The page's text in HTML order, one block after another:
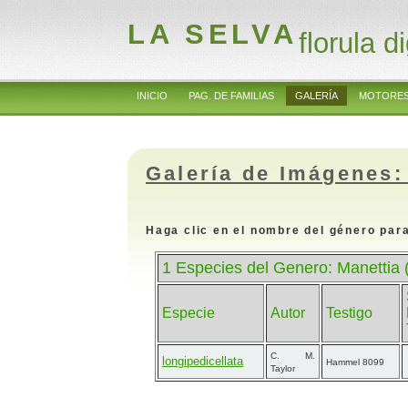
LA SELVAflorula
INICIO PAG. DE FAMILIAS GALERÍA
Galería de
Haga clic en el nombre del género
1 Especies del Genero: Manettia
Especie Autor Testigo
longipedicellata
C. M.
Taylor
Hammel 8099